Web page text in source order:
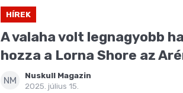
HÍREK
A valaha volt legnagyobb
hozza a Lorna Shore az
NM
Nuskull Magazin
2025. július 15.